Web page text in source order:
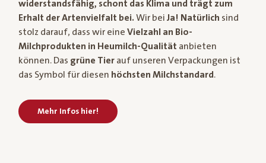
widerstandsfähig, schont das Klima und trägt zum
Erhalt der Artenvielfalt bei. Wir bei Ja! Natürlich sind
stolz darauf, dass wir eine Vielzahl an Bio-
Milchprodukten in Heumilch-Qualität anbieten
können. Das grüne Tierauf unseren Verpackungen ist
das Symbol für diesen höchsten Milchstandard.
Mehr Infos hier!